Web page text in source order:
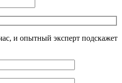
и опытный эксперт подскажет